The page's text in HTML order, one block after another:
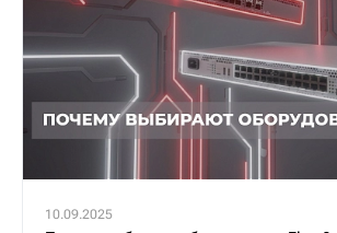
10.09.2025